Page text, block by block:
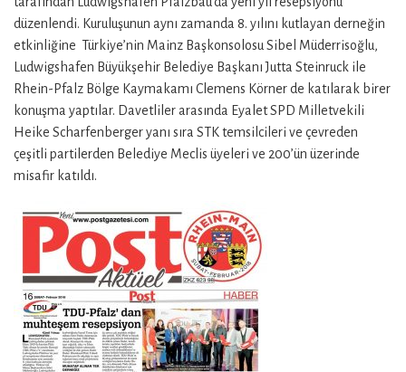
düzenlendi. Kuruluşunun aynı zamanda 8. yılını kutlayan derneğin
etkinliğine Türkiye’nin Mainz Başkonsolosu Sibel Müderrisoğlu,
Ludwigshafen Büyükşehir Belediye Başkanı Jutta Steinruck ile
Rhein-Pfalz Bölge Kaymakamı Clemens Körner de katılarak birer
konuşma yaptılar. Davetliler arasında Eyalet SPD Milletvekili
Heike Scharfenberger yanı sıra STK temsilcileri ve çevreden
çeşitli partilerden Belediye Meclis üyeleri ve 200’ün üzerinde
misafir katıldı.